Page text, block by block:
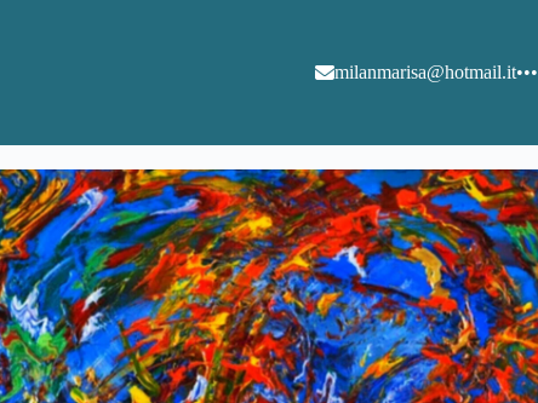
milanmarisa@hotmail.it•••